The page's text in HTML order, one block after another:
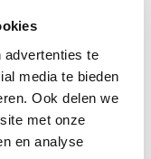
advertenties te
media te bieden
Ook delen we
met onze
en analyse
dat woningdelen
huidige
als een
weleens een